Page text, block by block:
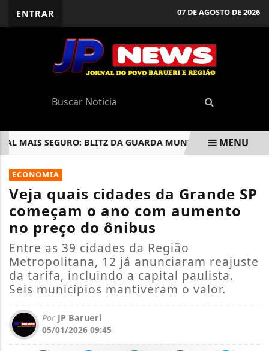
ENTRAR 07 DE AGOSTO DE 2026
SEGURO: BLITZ DA GUARDA MUNICIPAL REFORÇA
EM ALTA
MENU
ECONOMIA
Veja quais cidades da Grande SP
começam o ano com aumento
no preço do ônibus
Entre as 39 cidades da Região
Metropolitana, 12 já anunciaram reajuste
da tarifa, incluindo a capital paulista.
Seis municípios mantiveram o valor.
Por JP Barueri
05/01/2026 09:45